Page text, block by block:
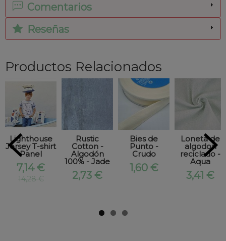
Comentarios
Reseñas
Productos Relacionados
Lighthouse
Jersey T-shirt
Panel
7,14 €
14,28 €
Rustic
Cotton -
Algodón
100% - Jade
2,73 €
Bies de
Punto -
Crudo
1,60 €
Loneta de
algodon
reciclado -
Aqua
3,41 €